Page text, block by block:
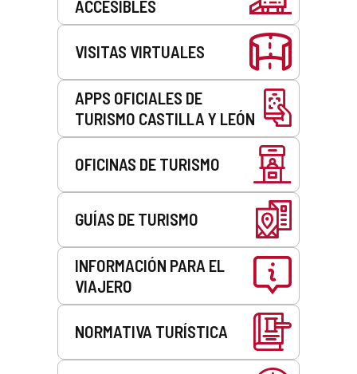
ACCESIBLES
VISITAS VIRTUALES
APPS OFICIALES DE
TURISMO CASTILLA Y LEÓN
OFICINAS DE TURISMO
GUÍAS DE TURISMO
INFORMACIÓN PARA EL
VIAJERO
NORMATIVA TURÍSTICA